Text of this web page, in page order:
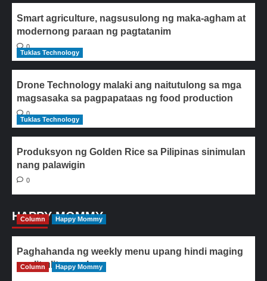
Smart agriculture, nagsusulong ng maka-agham at
modernong paraan ng pagtatanim
0
Tuklas Technology
Drone Technology malaki ang naitutulong sa mga
magsasaka sa pagpapataas ng food production
0
Tuklas Technology
Produksyon ng Golden Rice sa Pilipinas sinimulan
nang palawigin
0
HAPPY MOMMY
Column Happy Mommy
Paghahanda ng weekly menu upang hindi maging
paulit-ulit ang ulam
Column Happy Mommy